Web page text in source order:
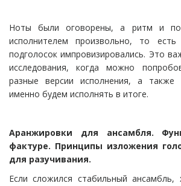
Ноты были оговорены, а ритм и
исполнителем произвольно, то
подголосок импровизировались. Это
исследования, когда можно
разные версии исполнения, а также
именно будем исполнять в итоге.
Аранжировки для ансамбля.
фактуре. Принципы изложения
для разучивания.
Если сложился стабильный ансамбль,